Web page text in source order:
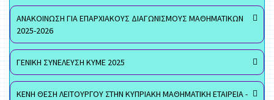
ΑΝΑΚΟΙΝΩΣΗ ΓΙΑ ΕΠΑΡΧΙΑΚΟΥΣ ΔΙΑΓΩΝΙΣΜΟΥΣ ΜΑΘΗΜΑΤΙΚΩΝ
2025-2026
ΓΕΝΙΚΗ ΣΥΝΕΛΕΥΣΗ ΚΥΜΕ 2025
ΚΕΝΗ ΘΕΣΗ ΛΕΙΤΟΥΡΓΟΥ ΣΤΗΝ ΚΥΠΡΙΑΚΗ ΜΑΘΗΜΑΤΙΚΗ ΕΤΑΙΡΕΙΑ -